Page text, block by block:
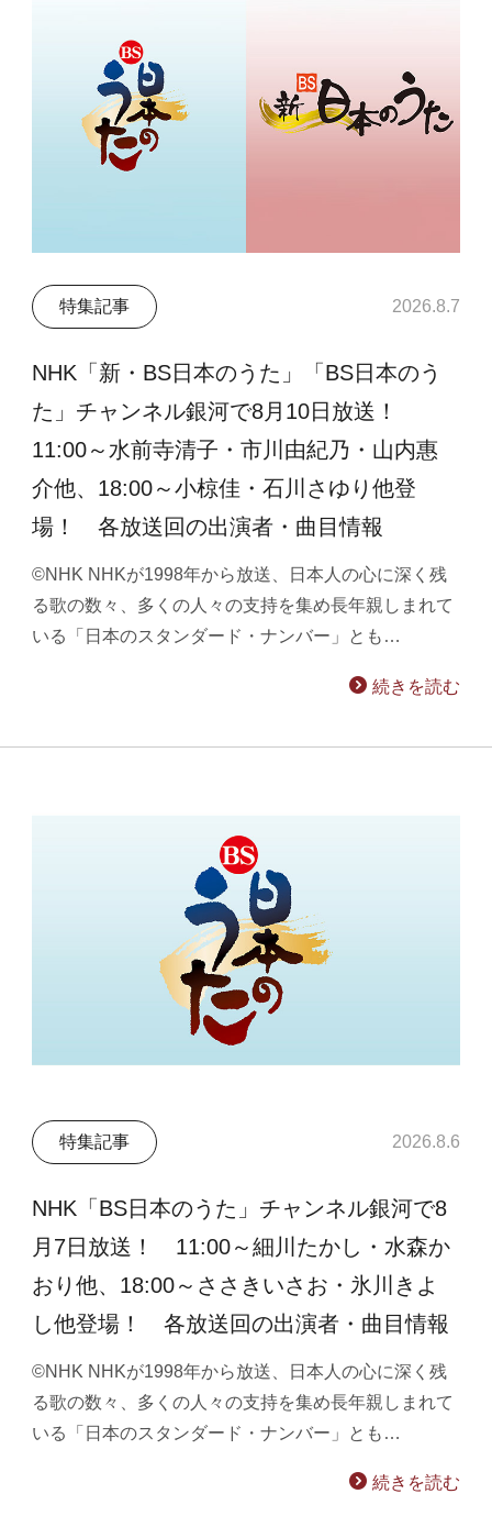
特集記事 2026.8.7
NHK「新・BS日本のうた」「BS日本のう
た」チャンネル銀河で8月10日放送！
11:00～水前寺清子・市川由紀乃・山内惠
介他、18:00～小椋佳・石川さゆり他登
場！ 各放送回の出演者・曲目情報
©NHK NHKが1998年から放送、日本人の心に深く残
る歌の数々、多くの人々の支持を集め長年親しまれて
いる「日本のスタンダード・ナンバー」とも…
続きを読む
特集記事 2026.8.6
NHK「BS日本のうた」チャンネル銀河で8
月7日放送！ 11:00～細川たかし・水森か
おり他、18:00～ささきいさお・氷川きよ
し他登場！ 各放送回の出演者・曲目情報
©NHK NHKが1998年から放送、日本人の心に深く残
る歌の数々、多くの人々の支持を集め長年親しまれて
いる「日本のスタンダード・ナンバー」とも…
続きを読む